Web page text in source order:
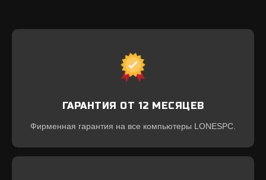
ГАРАНТИЯ ОТ 12 МЕСЯЦЕВ
Фирменная гарантия на все компьютеры LONESPC.